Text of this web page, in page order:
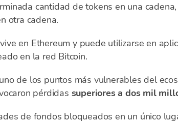
cantidad de tokens en una
otra cadena.
en Ethereum y puede utilizarse en
en la red Bitcoin.
de los puntos más vulnerables del
pérdidas superiores a dos mil
de fondos bloqueados en un único